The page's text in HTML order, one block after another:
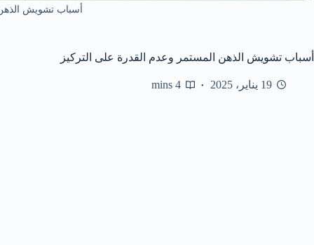
أسباب تشويش
أسباب تشويش الذهن المستمر وعدم القدرة على التركيز
19 يناير، 2025 4 mins